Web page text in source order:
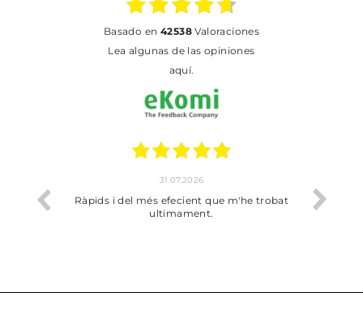
basado en 42538Valoraciones
Lea algunas de las opiniones
aquí.
31.07.2026
Ràpids i del més efecient que m'he trobat
ultimament.